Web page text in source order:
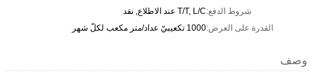
شروط الدفع:T/T, L/C عند الاطلاع, نقد
القدرة على العرض:1000 تكعيبيّ عداد/متر مكعب لكلّ شهر
وصف